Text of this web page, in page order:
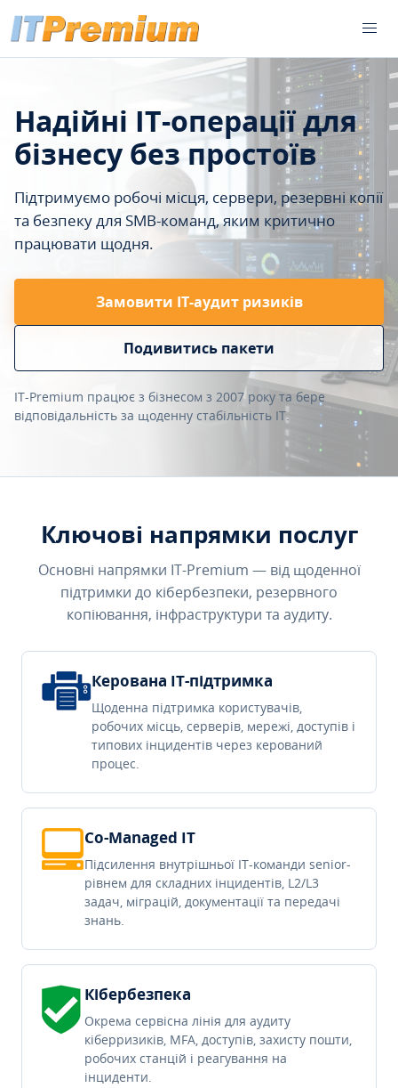
Надійні IT-операції для
бізнесу без простоїв
Підтримуємо робочі місця, сервери, резервні копії
та безпеку для SMB-команд, яким критично
працювати щодня.
Замовити ІТ-аудит ризиків
Подивитись пакети
IT-Premium працює з бізнесом з 2007 року та бере
відповідальність за щоденну стабільність IT.
Ключові напрямки послуг
Основні напрямки IT-Premium — від щоденної
підтримки до кібербезпеки, резервного
копіювання, інфраструктури та аудиту.
Керована IT-підтримка
Щоденна підтримка користувачів,
робочих місць, серверів, мережі, доступів і
типових інцидентів через керований
процес.
Co-Managed IT
Підсилення внутрішньої IT-команди senior-
рівнем для складних інцидентів, L2/L3
задач, міграцій, документації та передачі
знань.
Кібербезпека
Окрема сервісна лінія для аудиту
кіберризиків, MFA, доступів, захисту пошти,
робочих станцій і реагування на
інциденти.